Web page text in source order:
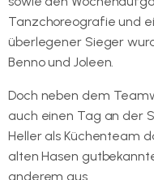
Tanzchoreografie und
überlegener Sieger
Benno und Joleen.
Doch neben dem
auch einen Tag an der
Heller als Küchenteam
alten Hasen
anderem aus